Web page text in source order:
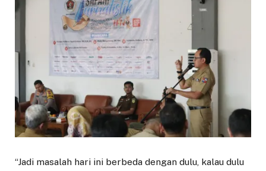
“Jadi masalah hari ini berbeda dengan dulu, kalau dulu